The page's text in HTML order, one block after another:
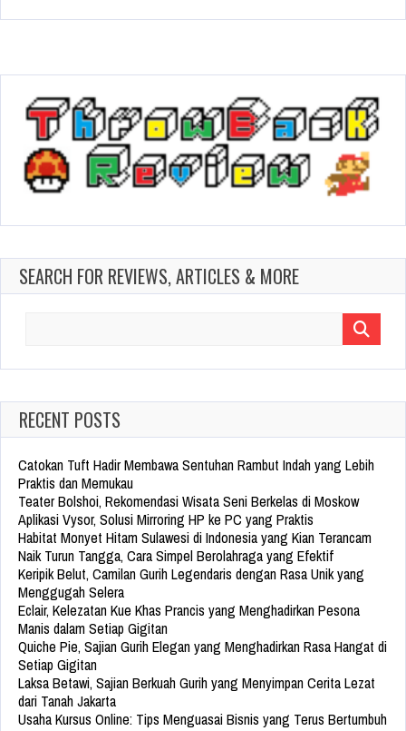
SEARCH FOR REVIEWS, ARTICLES & MORE
RECENT POSTS
Catokan Tuft Hadir Membawa Sentuhan Rambut Indah yang Lebih
Praktis dan Memukau
Teater Bolshoi, Rekomendasi Wisata Seni Berkelas di Moskow
Aplikasi Vysor, Solusi Mirroring HP ke PC yang Praktis
Habitat Monyet Hitam Sulawesi di Indonesia yang Kian Terancam
Naik Turun Tangga, Cara Simpel Berolahraga yang Efektif
Keripik Belut, Camilan Gurih Legendaris dengan Rasa Unik yang
Menggugah Selera
Eclair, Kelezatan Kue Khas Prancis yang Menghadirkan Pesona
Manis dalam Setiap Gigitan
Quiche Pie, Sajian Gurih Elegan yang Menghadirkan Rasa Hangat di
Setiap Gigitan
Laksa Betawi, Sajian Berkuah Gurih yang Menyimpan Cerita Lezat
dari Tanah Jakarta
Usaha Kursus Online: Tips Menguasai Bisnis yang Terus Bertumbuh